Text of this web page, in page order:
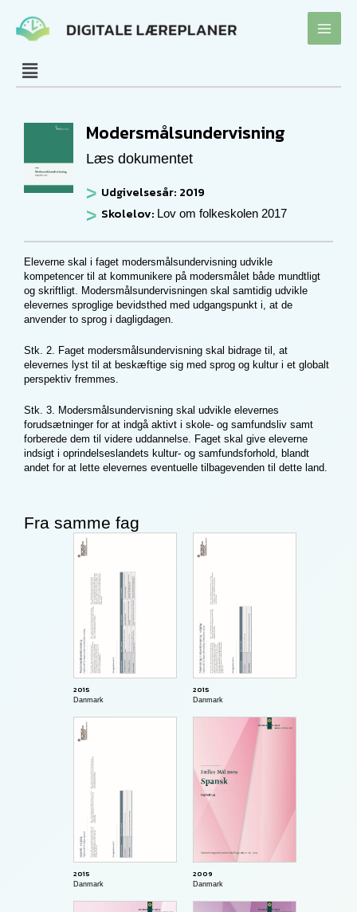
Fra samme fag
2015
Danmark
2015
Danmark
2015
Danmark
2009
Danmark
Modersmålsundervisning
Læs dokumentet
Udgivelsesår: 2019
Skolelov: Lov om folkeskolen 2017
Eleverne skal i faget modersmålsundervisning udvikle
kompetencer til at kommunikere på modersmålet både mundtligt
og skriftligt. Modersmålsundervisningen skal samtidig udvikle
elevernes sproglige bevidsthed med udgangspunkt i, at de
anvender to sprog i dagligdagen.
Stk. 2. Faget modersmålsundervisning skal bidrage til, at
elevernes lyst til at beskæftige sig med sprog og kultur i et globalt
perspektiv fremmes.
Stk. 3. Modersmålsundervisning skal udvikle elevernes
forudsætninger for at indgå aktivt i skole- og samfundsliv samt
forberede dem til videre uddannelse. Faget skal give eleverne
indsigt i oprindelseslandets kultur- og samfundsforhold, blandt
andet for at lette elevernes eventuelle tilbagevenden til dette land.